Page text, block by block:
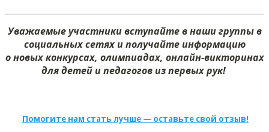
Уважаемые участники вступайте в наши группы в
социальных сетях и получайте информацию
о новых конкурсах, олимпиадах, онлайн-викторинах
для детей и педагогов из первых рук!
Помогите нам стать лучше — оставьте свой отзыв!